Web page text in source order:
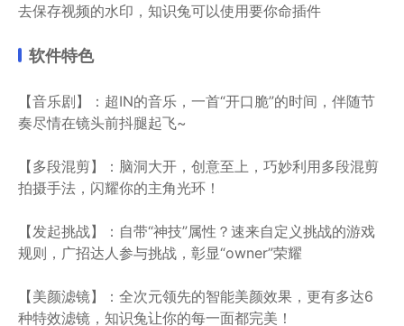
去保存视频的水印，知识兔可以使用要你命插件
软件特色
【音乐剧】：超IN的音乐，一首“开口脆”的时间，伴随节
奏尽情在镜头前抖腿起飞~
【多段混剪】：脑洞大开，创意至上，巧妙利用多段混剪
拍摄手法，闪耀你的主角光环！
【发起挑战】：自带“神技”属性？速来自定义挑战的游戏
规则，广招达人参与挑战，彰显“owner”荣耀
【美颜滤镜】：全次元领先的智能美颜效果，更有多达6
种特效滤镜，知识兔让你的每一面都完美！